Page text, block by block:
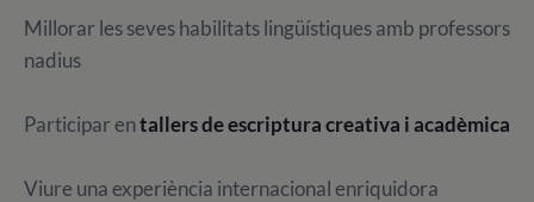
Millorar les seves habilitats lingüístiques amb professors
nadius
Participar entallers de escriptura creativa i acadèmica
Viure una experiència internacional enriquidora